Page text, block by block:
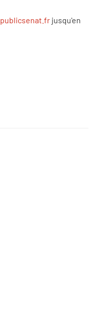
publicsenat.fr jusqu'en